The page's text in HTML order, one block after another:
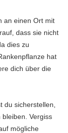
an einen Ort mit
dass sie nicht
dies zu
hat
dich über die
du sicherstellen,
Vergiss
mögliche